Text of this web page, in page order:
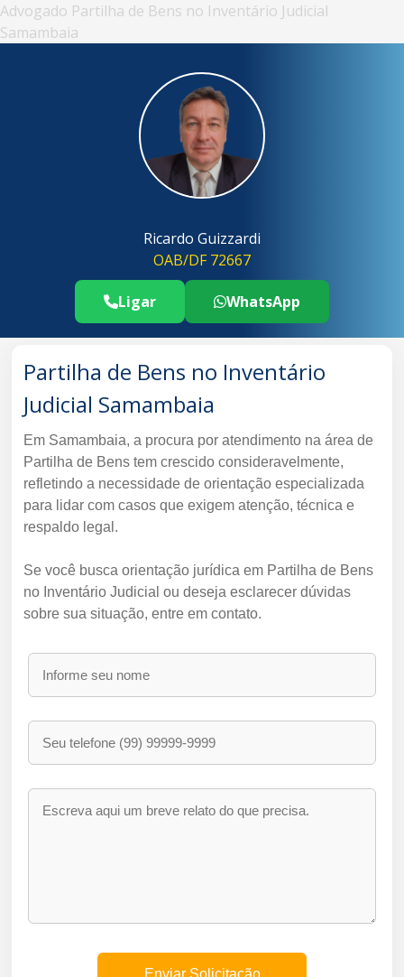
Advogado Partilha de Bens no Inventário Judicial
Samambaia
Ricardo Guizzardi
OAB/DF 72667
Telefone Advogado Partilha de Bens
Ligar ..
WhatsApp
Partilha de Bens no Inventário
Judicial Samambaia
Em Samambaia, a procura por atendimento na área de
Partilha de Bens tem crescido consideravelmente,
refletindo a necessidade de orientação especializada
para lidar com casos que exigem atenção, técnica e
respaldo legal.
Se você busca orientação jurídica em Partilha de Bens
no Inventário Judicial ou deseja esclarecer dúvidas
sobre sua situação, entre em contato.